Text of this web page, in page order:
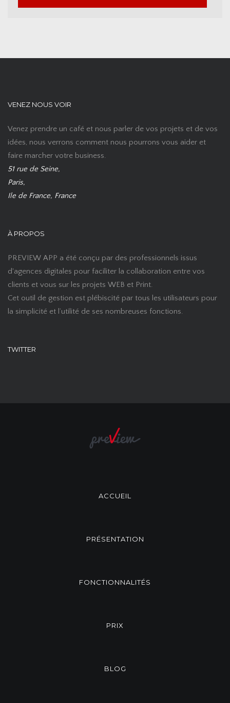
VENEZ NOUS VOIR
Venez prendre un café et nous parler de vos projets et de vos
idées, nous verrons comment nous pourrons vous aider et
faire marcher votre business.
51 rue de Seine,
Paris,
Ile de France, France
À PROPOS
PREVIEW APP a été conçu par des professionnels issus
d'agences digitales pour faciliter la collaboration entre vos
clients et vous sur les projets WEB et Print.
Cet outil de gestion est plébiscité par tous les utilisateurs pour
la simplicité et l’utilité de ses nombreuses fonctions.
TWITTER
ACCUEIL
PRÉSENTATION
FONCTIONNALITÉS
PRIX
BLOG